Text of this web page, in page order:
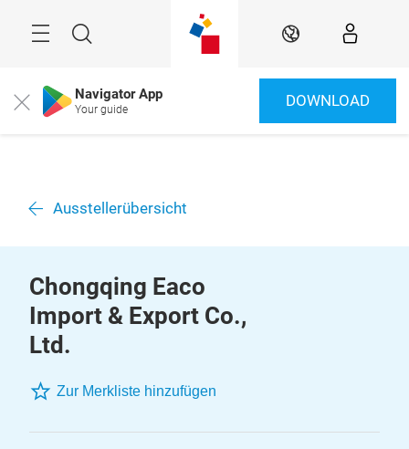
Suche DE
Close Navigator App
Your guide DOWNLOAD
Ausstellerübersicht
Chongqing Eaco
Import & Export Co.,
Ltd.
Zur Merkliste hinzufügen